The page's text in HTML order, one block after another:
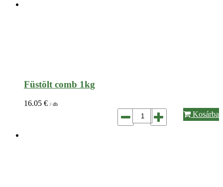
Füstölt comb 1kg
16.05 € / db
Kosárba